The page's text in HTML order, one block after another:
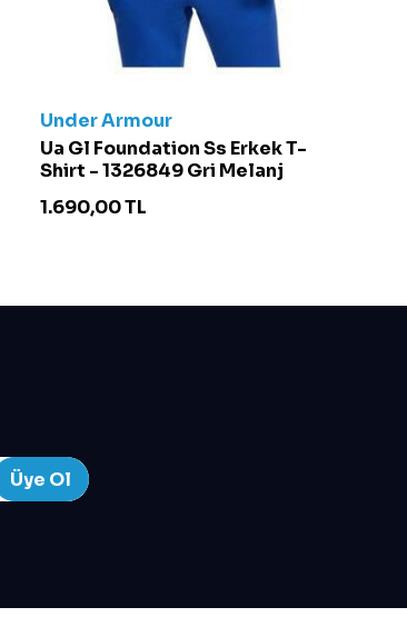
Under Armour
Ua Gl Foundation Ss Erkek T-
Shirt - 1326849 Gri Melanj
1.690,00TL
Üye Ol